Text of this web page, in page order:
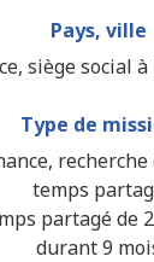
Pays, ville
siège social
Type de
temps
partagé de
durant 9